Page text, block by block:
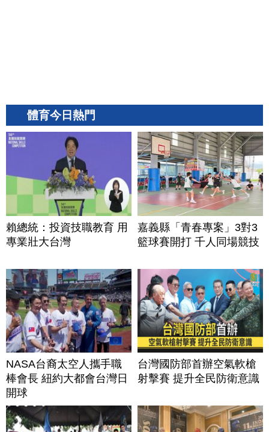
體育今日熱門
賴總統：投資技職教育 用
專業壯大台灣
嘉義縣「青春專案」3對3
籃球賽開打 千人同場競技
NASA台裔太空人攜手職
棒會長 紐約大都會台灣日
開球
台灣國防部首辦空氣軟槍
射擊賽 提升全民防衛意識